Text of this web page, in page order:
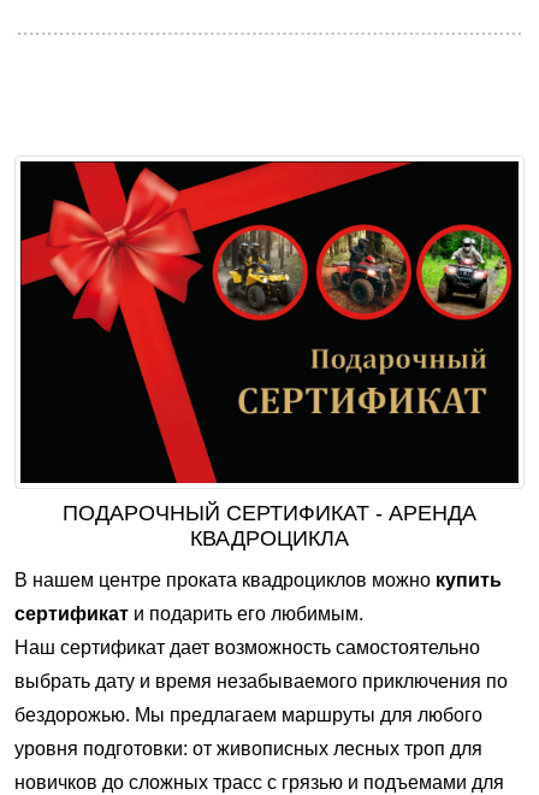
ПОДАРОЧНЫЙ СЕРТИФИКАТ - АРЕНДА
КВАДРОЦИКЛА
В нашем центре проката квадроциклов можно купить
сертификат и подарить его любимым.
Наш сертификат дает возможность самостоятельно
выбрать дату и время незабываемого приключения по
бездорожью. Мы предлагаем маршруты для любого
уровня подготовки: от живописных лесных троп для
новичков до сложных трасс с грязью и подъемами для